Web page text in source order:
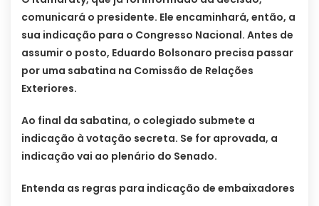
comunicará o presidente. Ele encaminhará, então, a
sua indicação para o Congresso Nacional. Antes de
assumir o posto, Eduardo Bolsonaro precisa passar
por uma sabatina na Comissão de Relações
Exteriores.
Ao final da sabatina, o colegiado submete a
indicação à votação secreta. Se for aprovada, a
indicação vai ao plenário do Senado.
Entenda as regras para indicação de embaixadores